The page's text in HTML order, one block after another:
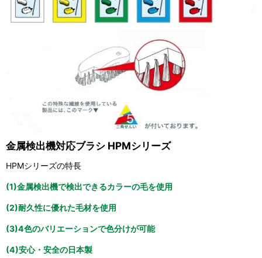
金属検出機対応ブラシ HPMシリーズ
HPMシリーズの特長
(1)金属検出機で検出できるカラーの毛を使用
(2)耐久性に優れた毛材を使用
(3)4色のバリエーションで色分けが可能
(4)安心・安全の日本製